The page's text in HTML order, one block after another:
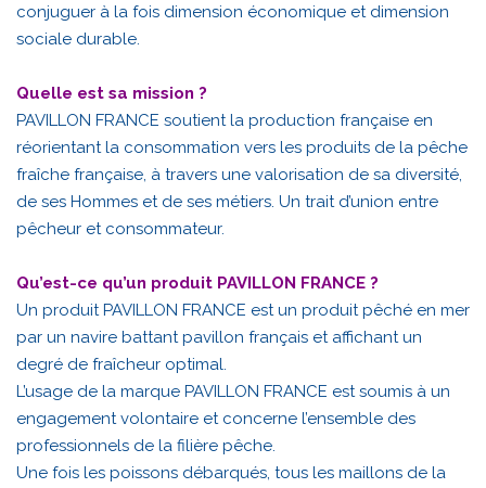
conjuguer à la fois dimension économique et dimension
sociale durable.
Quelle est sa mission ?
PAVILLON FRANCE soutient la production française en
réorientant la consommation vers les produits de la pêche
fraîche française, à travers une valorisation de sa diversité,
de ses Hommes et de ses métiers. Un trait d’union entre
pêcheur et consommateur.
Qu’est-ce qu’un produit PAVILLON FRANCE ?
Un produit PAVILLON FRANCE est un produit pêché en mer
par un navire battant pavillon français et affichant un
degré de fraîcheur optimal.
L’usage de la marque PAVILLON FRANCE est soumis à un
engagement volontaire et concerne l’ensemble des
professionnels de la filière pêche.
Une fois les poissons débarqués, tous les maillons de la